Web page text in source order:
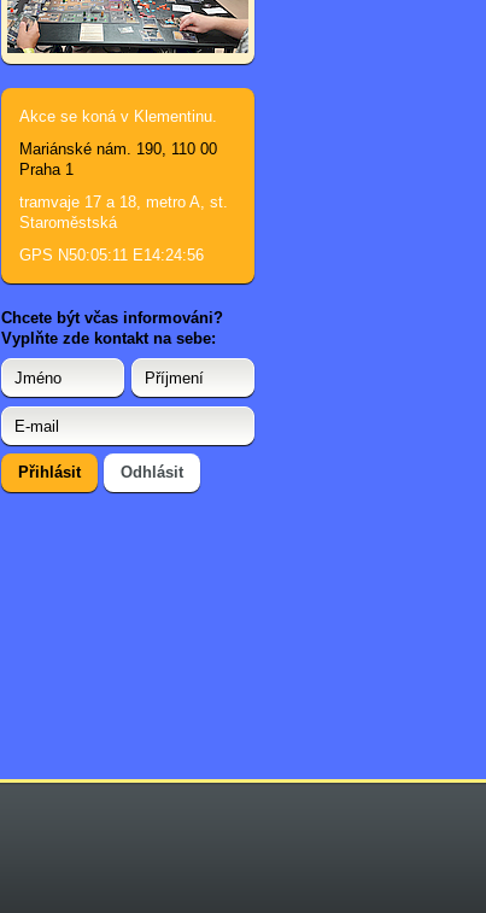
Akce se koná v Klementinu.
Mariánské nám. 190, 110 00
Praha 1
tramvaje 17 a 18, metro A, st.
Staroměstská
GPS N50:05:11 E14:24:56
Chcete být včas informováni?
Vyplňte zde kontakt na sebe: